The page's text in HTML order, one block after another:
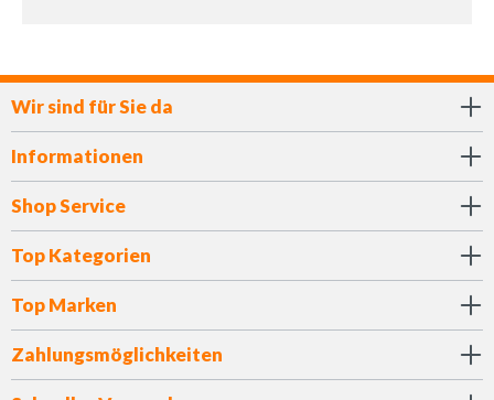
Wir sind für Sie da
Informationen
Shop Service
Top Kategorien
Top Marken
Zahlungsmöglichkeiten